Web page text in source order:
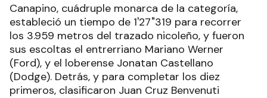
Canapino, cuádruple monarca de la categoría,
estableció un tiempo de 1'27"319 para recorrer
los 3.959 metros del trazado nicoleño, y fueron
sus escoltas el entrerriano Mariano Werner
(Ford), y el loberense Jonatan Castellano
(Dodge). Detrás, y para completar los diez
primeros, clasificaron Juan Cruz Benvenuti